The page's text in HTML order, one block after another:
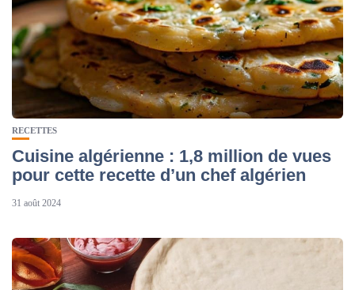
RECETTES
Cuisine algérienne : 1,8 million de vues
pour cette recette d’un chef algérien
31 août 2024